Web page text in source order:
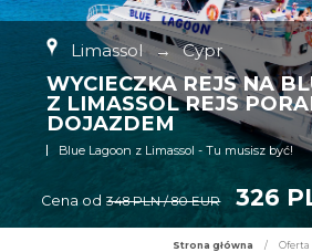
Limassol → Cypr
WYCIECZKA REJS NA
Z LIMASSOL REJS
DOJAZDEM
Blue Lagoon z Limassol - Tu musisz być!
Cena od 348 PLN / 80 EUR 326
Strona główna / Oferta